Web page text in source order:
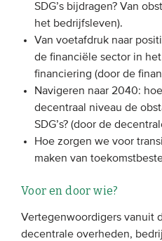
SDG’s bijdragen? Van
het bedrijfsleven).
Van voetafdruk naar
de financiële sector in
financiering (door de
Navigeren naar 2040:
decentraal niveau de
SDG’s? (door de
Hoe zorgen we voor
maken van
Voor en door wie?
Vertegenwoordigers vanuit
decentrale overheden,